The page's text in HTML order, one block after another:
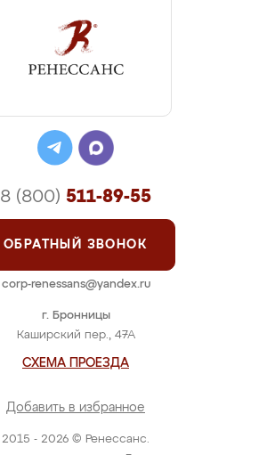
2015 - 2026 © Ренессанс.
г. Бронницы
Каширский пер., 47А
СХЕМА ПРОЕЗДА
Добавить в избранное
8 (800) 511-89-55
ОБРАТНЫЙ ЗВОНОК
corp-renessans@yandex.ru